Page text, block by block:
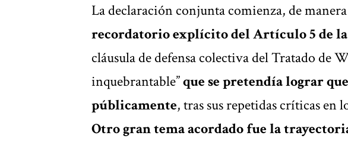
La declaración conjunta comienza, de
recordatorio explícito del Artículo 5 de
cláusula de defensa colectiva del Tratado de
inquebrantable”que se pretendía lograr que
públicamente, tras sus repetidas críticas en
Otro gran tema acordado fue la